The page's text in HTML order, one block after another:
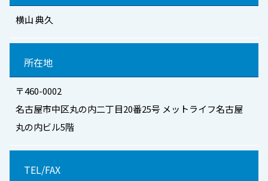
横山 典久
所在地
〒460-0002
名古屋市中区丸の内二丁目20番25号 メットライフ名古屋
丸の内ビル5階
TEL/FAX